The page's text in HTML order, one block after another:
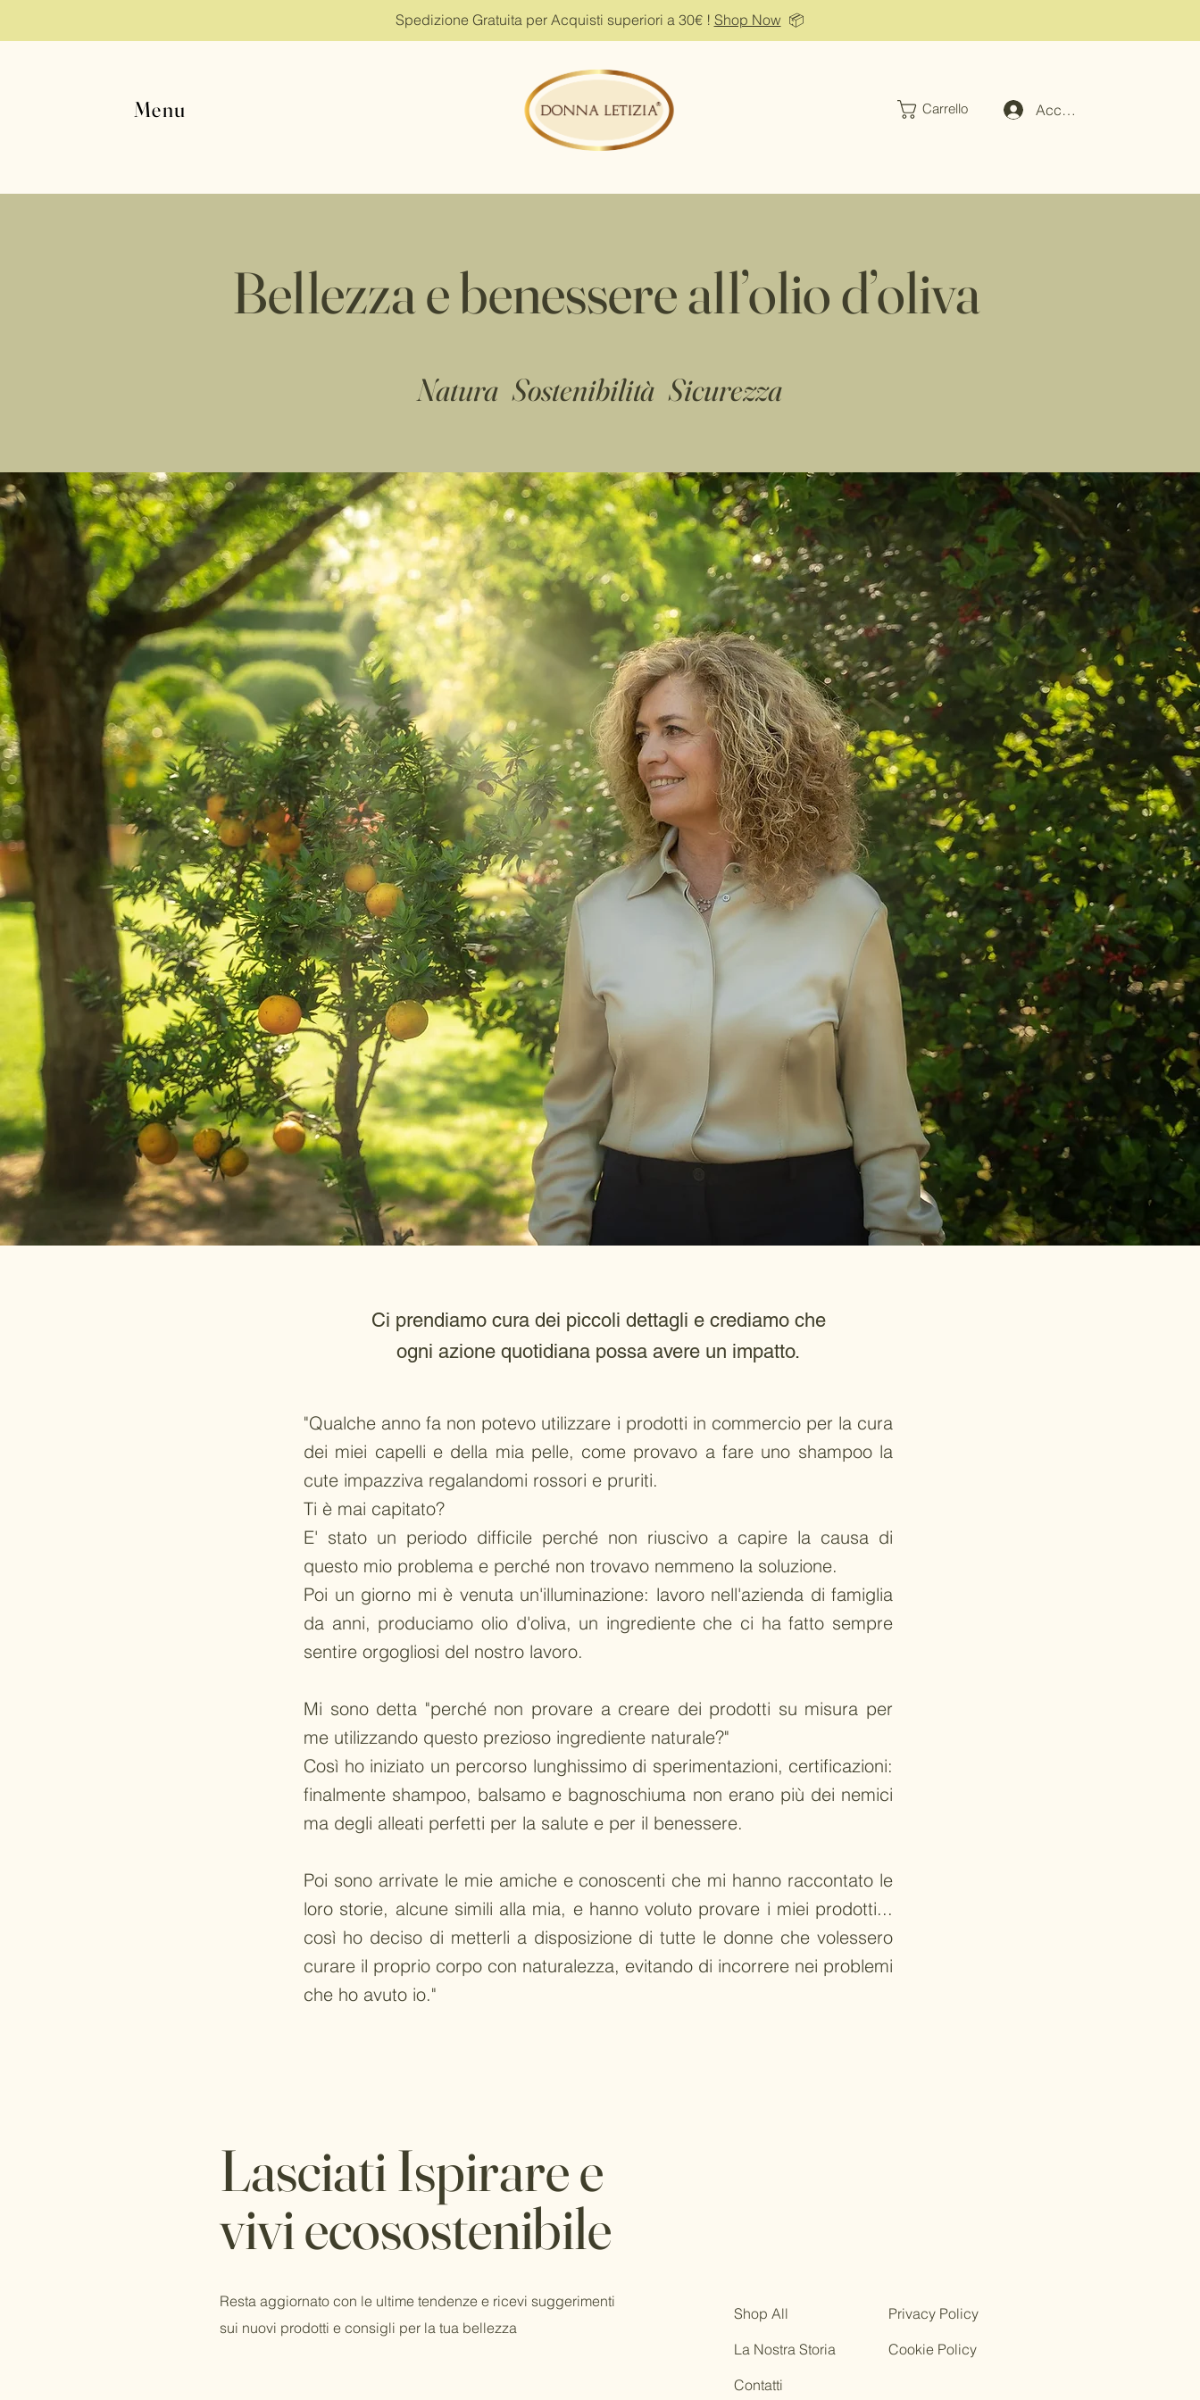
Spedizione Gratuita per Acquisti superiori a 30€ ! Shop Now 📦
Menu Carrello Accedi
Bellezza e benessere all’olio d’oliva
Natura Sostenibilità Sicurezza
Ci prendiamo cura dei piccoli dettagli e crediamo che
ogni azione quotidiana possa avere un impatto.
"Qualche anno fa non potevo utilizzare i prodotti in commercio per la cura
dei miei capelli e della mia pelle, come provavo a fare uno shampoo la
cute impazziva regalandomi rossori e pruriti.
Ti è mai capitato?
E' stato un periodo difficile perché non riuscivo a capire la causa di
questo mio problema e perché non trovavo nemmeno la soluzione.
Poi un giorno mi è venuta un'illuminazione: lavoro nell'azienda di famiglia
da anni, produciamo olio d'oliva, un ingrediente che ci ha fatto sempre
sentire orgogliosi del nostro lavoro.
Mi sono detta "perché non provare a creare dei prodotti su misura per
me utilizzando questo prezioso ingrediente naturale?"
Così ho iniziato un percorso lunghissimo di sperimentazioni, certificazioni:
finalmente shampoo, balsamo e bagnoschiuma non erano più dei nemici
ma degli alleati perfetti per la salute e per il benessere.
Poi sono arrivate le mie amiche e conoscenti che mi hanno raccontato le
loro storie, alcune simili alla mia, e hanno voluto provare i miei prodotti...
così ho deciso di metterli a disposizione di tutte le donne che volessero
curare il proprio corpo con naturalezza, evitando di incorrere nei problemi
che ho avuto io."
Lasciati Ispirare e
vivi ecosostenibile
Resta aggiornato con le ultime tendenze e ricevi suggerimenti
sui nuovi prodotti e consigli per la tua bellezza
Shop All
La Nostra Storia
Contatti
Privacy Policy
Cookie Policy